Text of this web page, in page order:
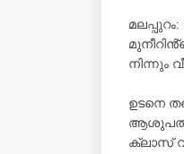
നിന്നും
ഉടനെ
ക്ലാസ്